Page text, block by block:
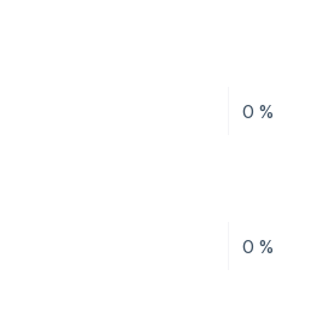
0 %
0 %